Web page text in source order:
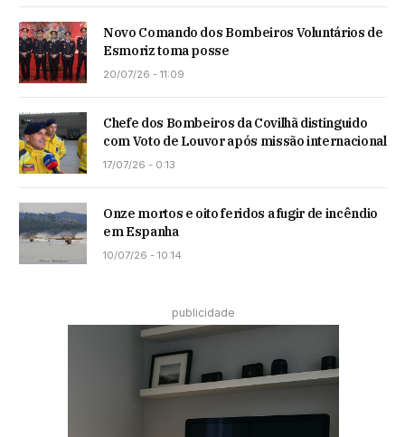
Novo Comando dos Bombeiros Voluntários de
Esmoriz toma posse
20/07/26 - 11:09
Chefe dos Bombeiros da Covilhã distinguido
com Voto de Louvor após missão internacional
17/07/26 - 0:13
Onze mortos e oito feridos a fugir de incêndio
em Espanha
10/07/26 - 10:14
publicidade